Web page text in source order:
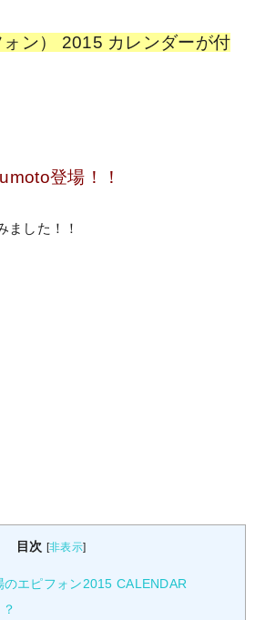
ン） 2015 カレンダーが付
登場！！
ました！！
目次 [非表示]
のエピフォン2015 CALENDAR